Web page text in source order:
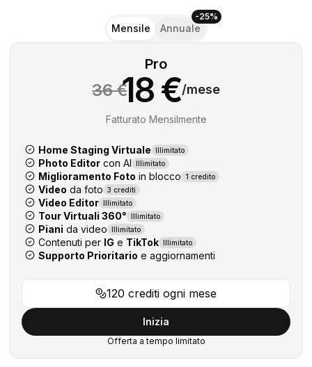
Mensile Annuale
-25%
Pro
36 €18 €/mese
Fatturato Mensilmente
Home Staging Virtuale Illimitato
Photo Editor con AI Illimitato
Miglioramento Foto in blocco 1 credito
Video da foto 3 crediti
Video Editor Illimitato
Tour Virtuali 360° Illimitato
Piani da video Illimitato
Contenuti per IG e TikTok Illimitato
Supporto Prioritario e aggiornamenti
120 crediti ogni mese
Inizia
Offerta a tempo limitato